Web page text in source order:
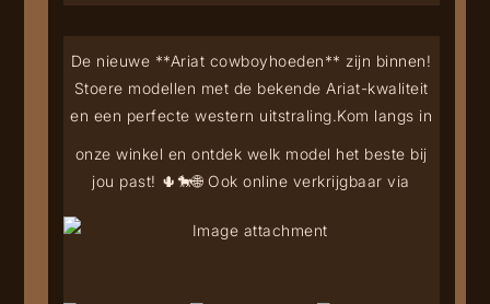
De nieuwe **Ariat cowboyhoeden** zijn binnen!
Stoere modellen met de bekende Ariat-kwaliteit
en een perfecte western uitstraling.Kom langs in
onze winkel en ontdek welk model het beste bij
jou past! 🌵🐎🌐 Ook online verkrijgbaar via